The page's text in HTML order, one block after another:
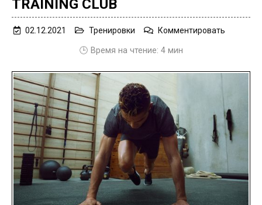
TRAINING CLUB
02.12.2021 Тренировки Комментировать
Nike
Training
Club
🕒 Время на чтение: 4 мин